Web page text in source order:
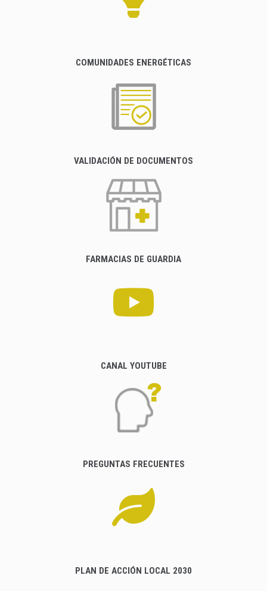
COMUNIDADES ENERGÉTICAS
VALIDACIÓN DE DOCUMENTOS
FARMACIAS DE GUARDIA
CANAL YOUTUBE
PREGUNTAS FRECUENTES
PLAN DE ACCIÓN LOCAL 2030